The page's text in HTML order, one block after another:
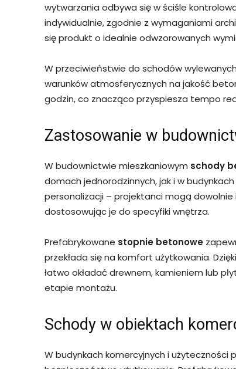
wytwarzania odbywa się w ściśle
indywidualnie, zgodnie z wymaganiami
się produkt o idealnie odwzorowanych
W przeciwieństwie do schodów
warunków atmosferycznych na jakość
godzin, co znacząco przyspiesza tempo
Zastosowanie w
W budownictwie mieszkaniowym schody
domach jednorodzinnych, jak i w
personalizacji – projektanci mogą
dostosowując je do specyfiki wnętrza.
Prefabrykowane stopnie betonowe
przekłada się na komfort użytkowania.
łatwo okładać drewnem, kamieniem lub
etapie montażu.
Schody w obiektach
W budynkach komercyjnych i użyteczności